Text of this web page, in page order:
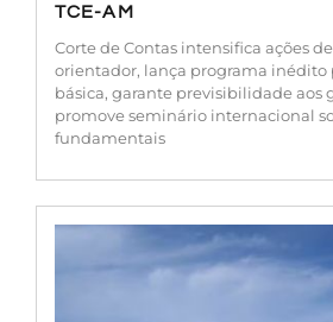
TCE-AM
Corte de Contas intensifica ações
orientador, lança programa inédito
básica, garante previsibilidade aos
promove seminário internacional
fundamentais